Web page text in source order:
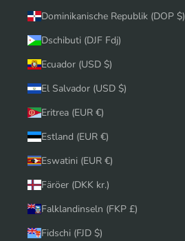
Dominikanische Republik (DOP $)
Dschibuti (DJF Fdj)
Ecuador (USD $)
El Salvador (USD $)
Eritrea (EUR €)
Estland (EUR €)
Eswatini (EUR €)
Färöer (DKK kr.)
Falklandinseln (FKP £)
Fidschi (FJD $)